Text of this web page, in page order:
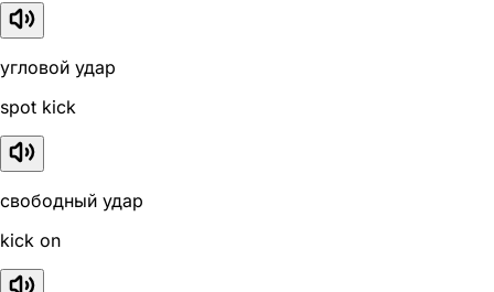
угловой удар
spot kick
свободный удар
kick on